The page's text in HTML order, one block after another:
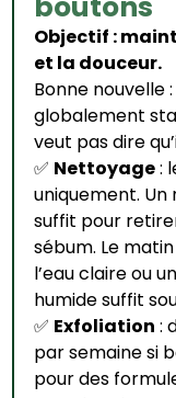
Objectif :
et la douceur.
Bonne nouvelle
globalement
veut pas dire
✅ Nettoyage :
uniquement.
suffit pour
sébum. Le matin
l’eau claire ou
humide suffit
✅ Exfoliation :
par semaine si
pour des